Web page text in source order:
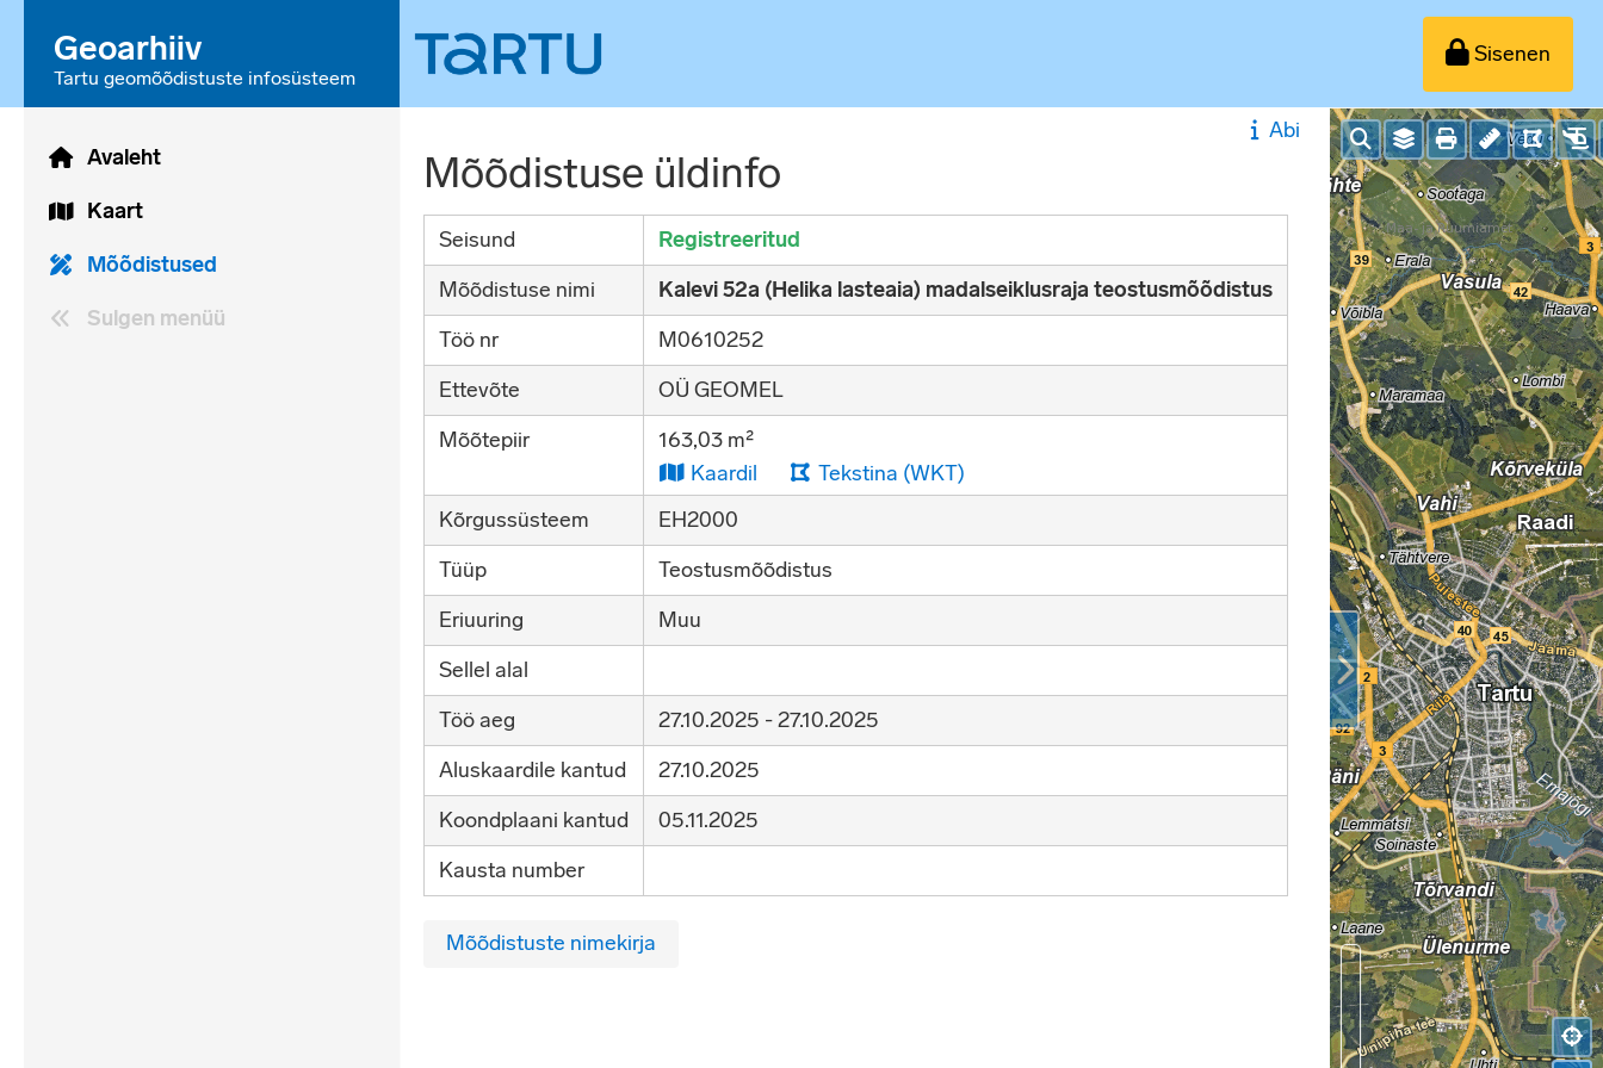
Geoarhiiv
Tartu geomõõdistuste infosüsteem
Sisenen
Avaleht
Kaart
Mõõdistused
Sulgen menüü
Abi
Mõõdistuse üldinfo
Seisund
Registreeritud
Mõõdistuse nimi
Kalevi 52a (Helika lasteaia) madalseiklusraja teostusmõõdistus
Töö nr
M0610252
Ettevõte
OÜ GEOMEL
Mõõtepiir
163,03 m²
Kaardil
Tekstina (WKT)
Kõrgussüsteem
EH2000
Tüüp
Teostusmõõdistus
Eriuuring
Muu
Sellel alal
Töö aeg
27.10.2025 - 27.10.2025
Aluskaardile kantud
27.10.2025
Koondplaani kantud
05.11.2025
Kausta number
Mõõdistuste nimekirja